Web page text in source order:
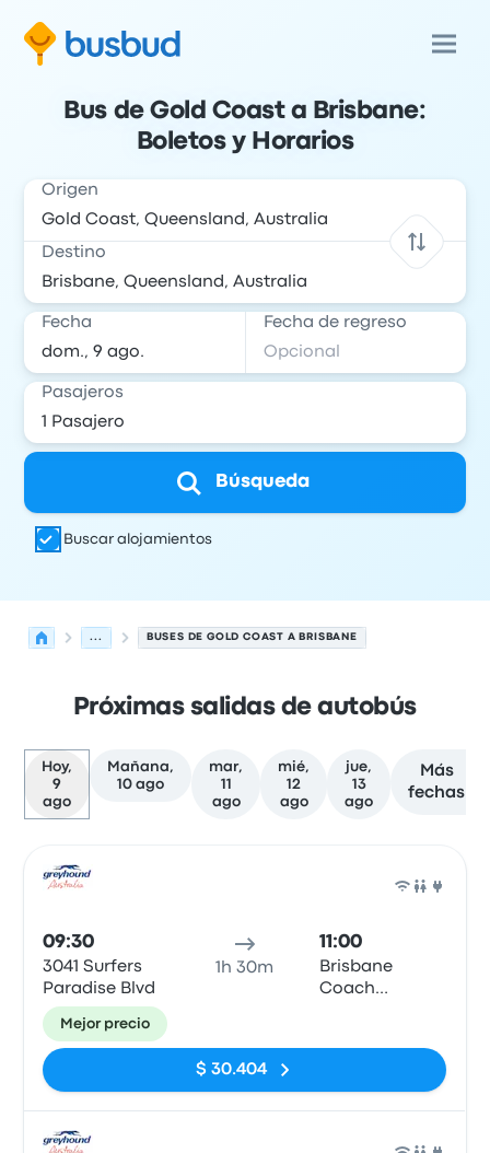
Bus de Gold Coast a Brisbane:
Boletos y Horarios
Origen
Destino
Fecha Fecha de regreso
Pasajeros
Búsqueda
Buscar alojamientos
... BUSES DE GOLD COAST A BRISBANE
Próximas salidas de autobús
Hoy,
9
ago
Mañana,
10 ago
mar,
11
ago
mié,
12
ago
jue,
13
ago
Más
fechas
09:30
3041 Surfers
Paradise Blvd
1h 30m
11:00
Brisbane
Coach
Mejor precio
$ 30.404